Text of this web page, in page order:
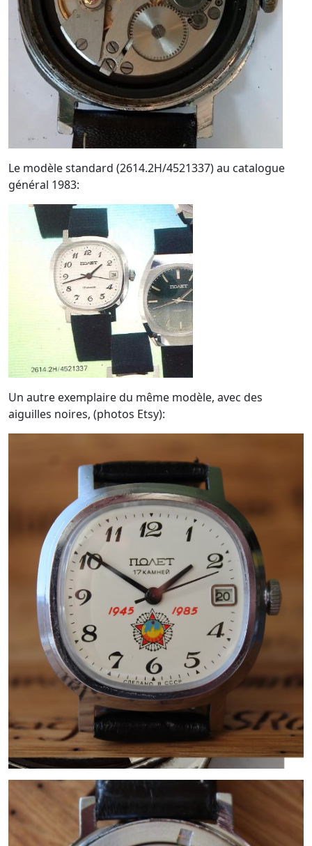
Le modèle standard (2614.2H/4521337) au catalogue
général 1983:
Un autre exemplaire du même modèle, avec des
aiguilles noires, (photos Etsy):